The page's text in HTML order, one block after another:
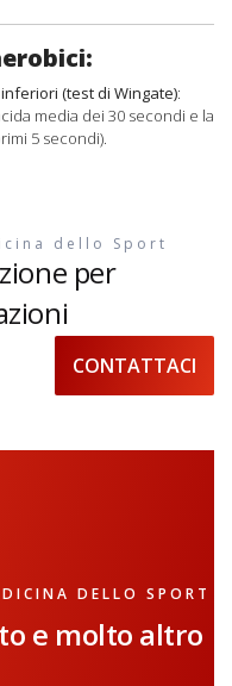
(test di Wingate):
media dei 30 secondi e la
5 secondi).
dello Sport
per
CONTATTACI
DELLO SPORT
e molto altro